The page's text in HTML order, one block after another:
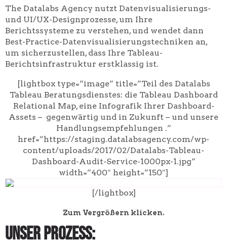
The Datalabs Agency nutzt Datenvisualisierungs-
und UI/UX-Designprozesse, um Ihre
Berichtssysteme zu verstehen, und wendet dann
Best-Practice-Datenvisualisierungstechniken an,
um sicherzustellen, dass Ihre Tableau-
Berichtsinfrastruktur erstklassig ist.
[lightbox type=”image” title=”Teil des Datalabs
Tableau Beratungsdienstes: die Tableau Dashboard
Relational Map, eine Infografik Ihrer Dashboard-
Assets – gegenwärtig und in Zukunft – und unsere
Handlungsempfehlungen .”
href=”https://staging.datalabsagency.com/wp-
content/uploads/2017/02/Datalabs-Tableau-
Dashboard-Audit-Service-1000px-1.jpg”
width=”400″ height=”150″]
[/lightbox]
Zum Vergrößern klicken.
Unser Prozess: